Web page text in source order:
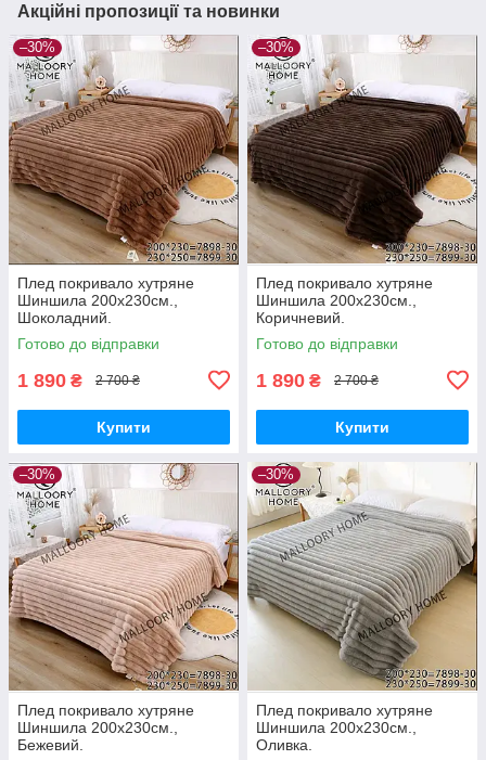
Акційні пропозиції та новинки
–30%
Плед покривало хутряне
Шиншила 200х230см.,
Шоколадний.
Готово до відправки
1 890 ₴ 2 700 ₴
Купити
–30%
Плед покривало хутряне
Шиншила 200х230см.,
Коричневий.
Готово до відправки
1 890 ₴ 2 700 ₴
Купити
–30%
Плед покривало хутряне
Шиншила 200х230см.,
Бежевий.
–30%
Плед покривало хутряне
Шиншила 200х230см.,
Оливка.